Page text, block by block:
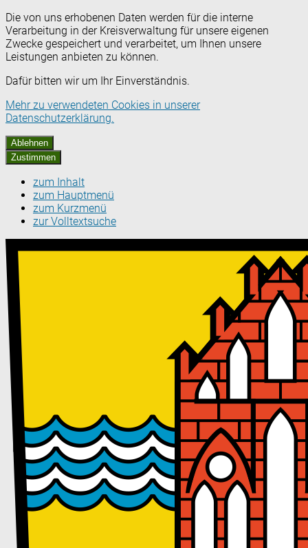
Die von uns erhobenen Daten werden für die interne
Verarbeitung in der Kreisverwaltung für unsere eigenen
Zwecke gespeichert und verarbeitet, um Ihnen unsere
Leistungen anbieten zu können.
Dafür bitten wir um Ihr Einverständnis.
Mehr zu verwendeten Cookies in unserer
Datenschutzerklärung.
Ablehnen
Zustimmen
zum Inhalt
zum Hauptmenü
zum Kurzmenü
zur Volltextsuche